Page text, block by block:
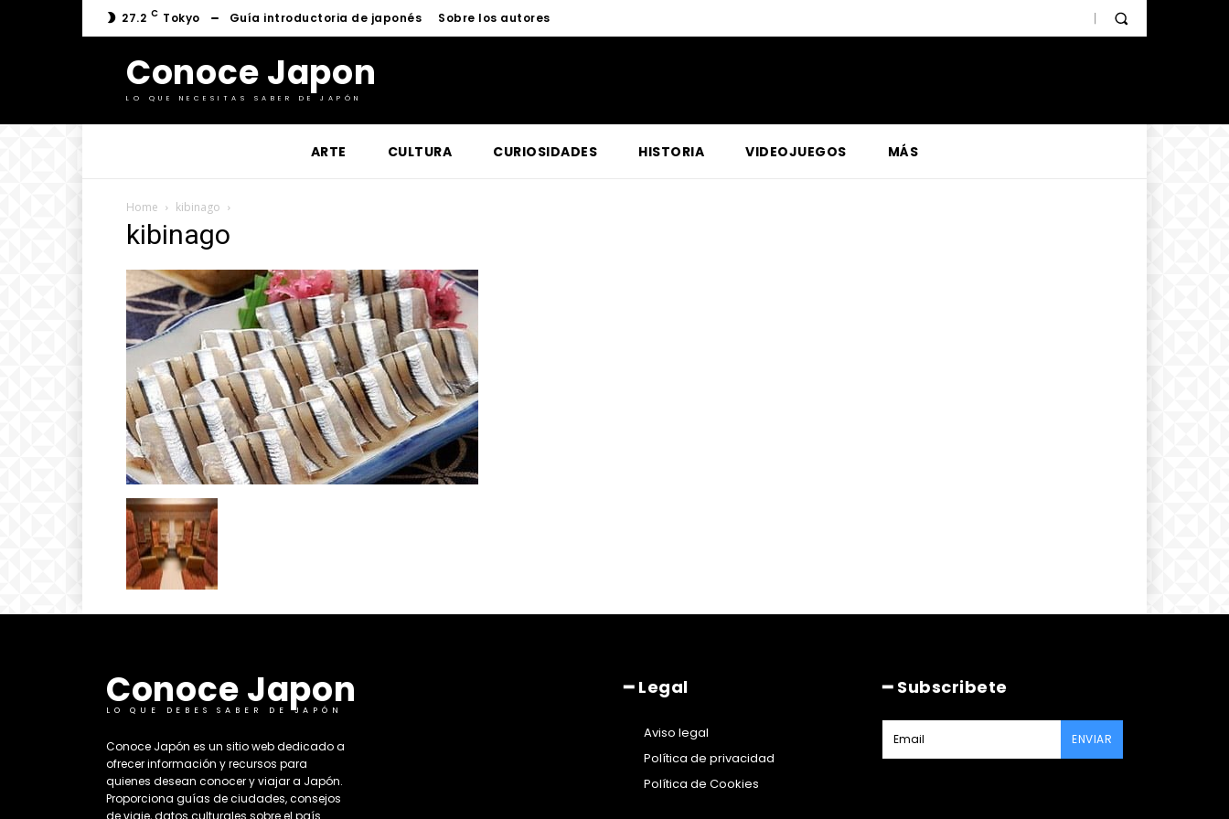
27.2 C Tokyo Guía introductoria de japonés Sobre los autores
Conoce Japon
LO QUE NECESITAS SABER DE JAPÓN
ARTE CULTURA CURIOSIDADES HISTORIA VIDEOJUEGOS MÁS
Home kibinago
kibinago
Conoce Japon
LO QUE DEBES SABER DE JAPÓN
​Conoce Japón es un sitio web dedicado a
ofrecer información y recursos para
quienes desean conocer y viajar a Japón.
Proporciona guías de ciudades, consejos
de viaje, datos culturales sobre el país. ​
━ Legal
Aviso legal
Política de privacidad
Política de Cookies
━ Subscribete
ENVIAR